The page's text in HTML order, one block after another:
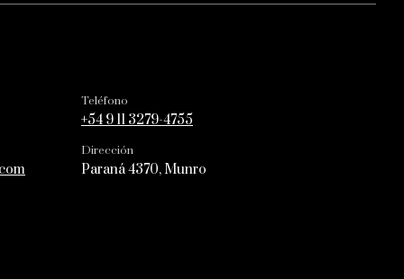
Teléfono
+54 9 11 3279-4755
Dirección
Paraná 4370, Munro